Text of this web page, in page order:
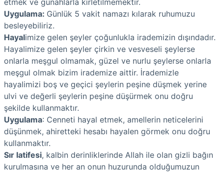
Uygulama: Günlük 5 vakit namazı kılarak ruhumuzu
besleyebiliriz.
Hayalimize gelen şeyler çoğunlukla irademizin dışındadır.
Hayalimize gelen şeyler çirkin ve vesveseli şeylerse
onlarla meşgul olmamak, güzel ve nurlu şeylerse onlarla
meşgul olmak bizim irademize aittir. İrademizle
hayalimizi boş ve geçici şeylerin peşine düşmek yerine
ulvi ve değerli şeylerin peşine düşürmek onu doğru
şekilde kullanmaktır.
Uygulama: Cenneti hayal etmek, amellerin neticelerini
düşünmek, ahiretteki hesabı hayalen görmek onu doğru
kullanmaktır.
Sır latifesi, kalbin derinliklerinde Allah ile olan gizli bağın
kurulmasına ve her an onun huzurunda olduğumuzun